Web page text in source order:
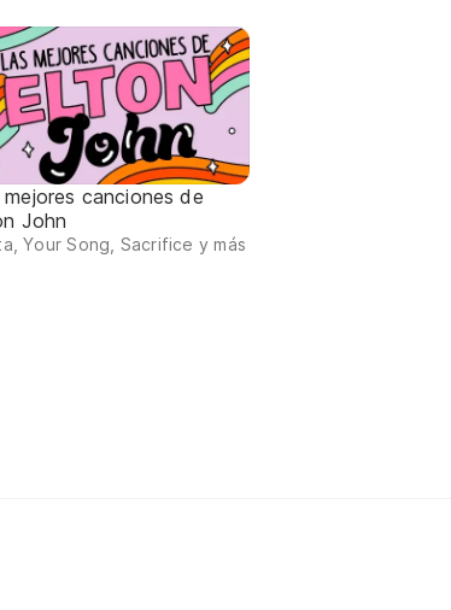
mejores canciones de
John
Your Song, Sacrifice y más